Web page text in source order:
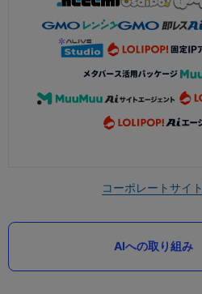
コーポレートサイト
AIへの取り組み